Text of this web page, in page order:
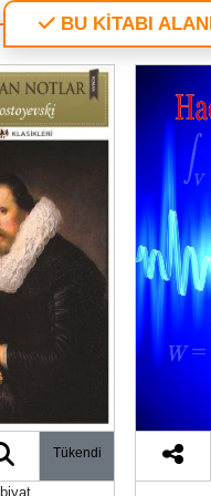
BU KİTABI
Tükendi